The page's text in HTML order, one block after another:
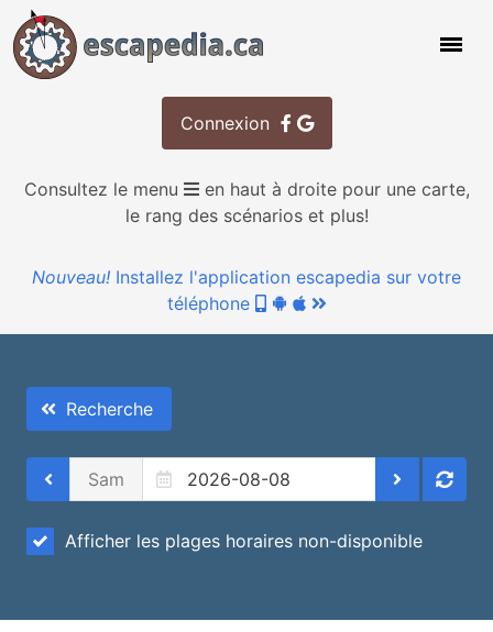
Connexion
Consultez le menu
en haut à droite pour une carte,
le rang des scénarios et plus!
Nouveau! Installez l'application escapedia sur votre
téléphone
Recherche
Sam
Afficher les plages horaires non-disponible